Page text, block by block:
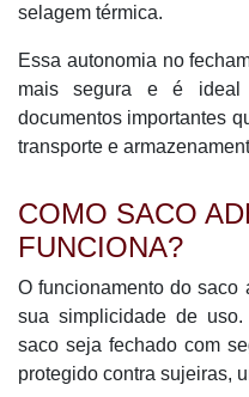
selagem térmica.
Essa autonomia no
mais segura e é ideal
documentos importantes
transporte e
COMO SACO
FUNCIONA?
O funcionamento do saco
sua simplicidade de
saco seja fechado com
protegido contra sujeiras,